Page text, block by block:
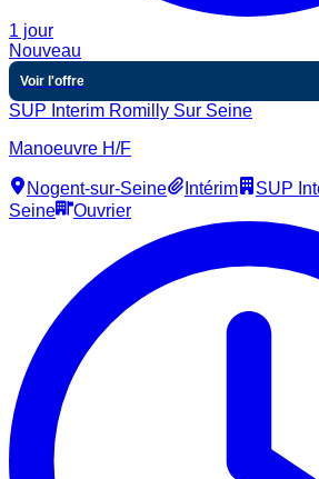
1 jour
Nouveau
Voir l'offre
SUP Interim Romilly Sur Seine
Manoeuvre H/F
Nogent-sur-Seine Intérim
SUP
Seine
Ouvrier